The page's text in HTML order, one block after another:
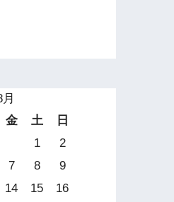
金 土
日
1
2
7 8
9
14 15 16